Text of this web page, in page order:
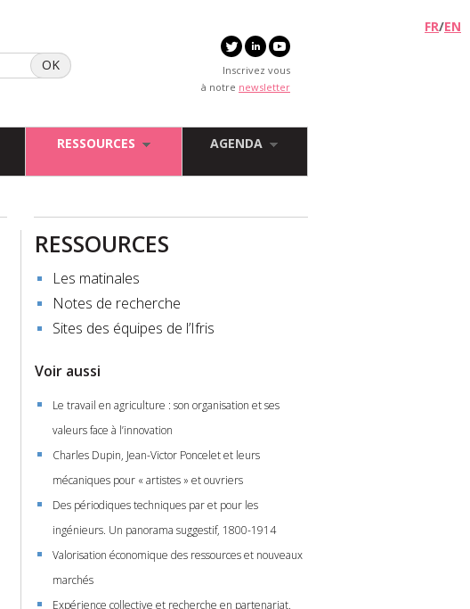
Inscrivez vous
à notre newsletter
FR/EN
RESSOURCES AGENDA
RESSOURCES
Les matinales
Notes de recherche
Sites des équipes de l’Ifris
Voir aussi
Le travail en agriculture : son organisation et ses
valeurs face à l’innovation
Charles Dupin, Jean-Victor Poncelet et leurs
mécaniques pour « artistes » et ouvriers
Des périodiques techniques par et pour les
ingénieurs. Un panorama suggestif, 1800-1914
Valorisation économique des ressources et nouveaux
marchés
Expérience collective et recherche en partenariat.